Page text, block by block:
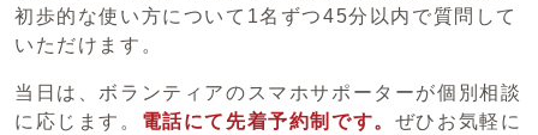
初歩的な使い方について1名ずつ45分以内で質問して
いただけます。
当日は、ボランティアのスマホサポーターが個別相談
に応じます。 電話にて先着予約制です。 ぜひお気軽に